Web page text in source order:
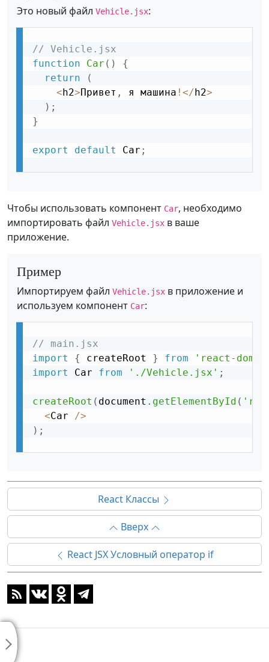
Это новый файл Vehicle.jsx:
// Vehicle.jsx
function
Car ( )
{
return
(
< h2>Привет , я машина ! </ h2>
) ;
}
export default Car ;
Чтобы использовать компонент Car, необходимо
импортировать файл Vehicle.jsx в ваше
приложение.
Пример
Импортируем файл Vehicle.jsx в приложение и
используем компонент Car:
// main.jsx
import
{ createRoot } from
'react-
import
Car from './Vehicle.jsx' ;
createRoot ( document . getElementById (
<Car />
) ;
React Классы
Вверх
React JSX Условный оператор if